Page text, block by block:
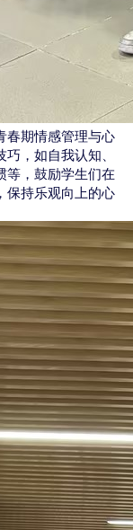
春期情感管理与心
，如自我认知、
等，鼓励学生们在
保持乐观向上的心